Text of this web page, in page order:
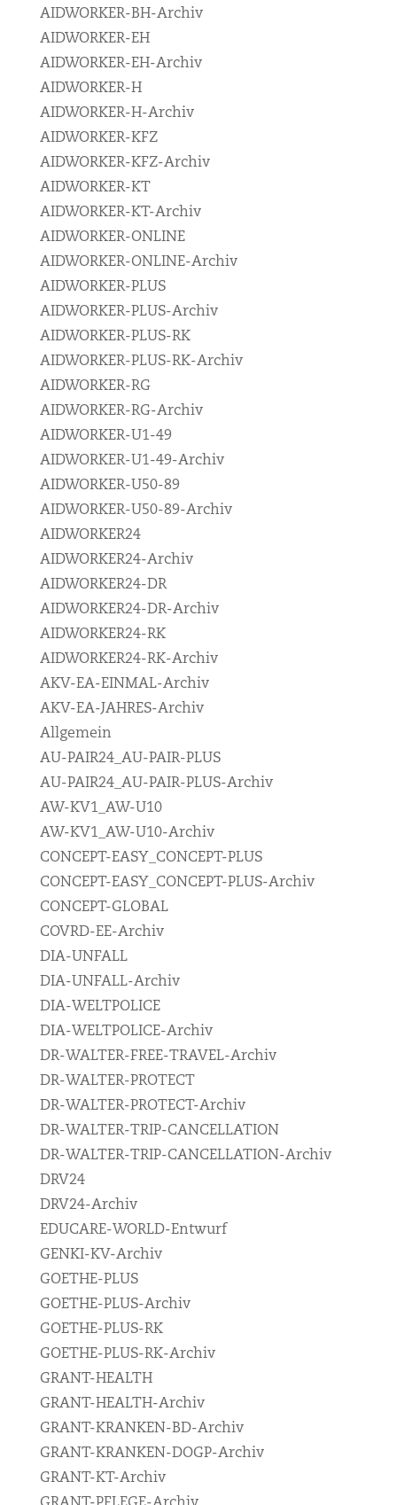
AIDWORKER-BH-Archiv
AIDWORKER-EH
AIDWORKER-EH-Archiv
AIDWORKER-H
AIDWORKER-H-Archiv
AIDWORKER-KFZ
AIDWORKER-KFZ-Archiv
AIDWORKER-KT
AIDWORKER-KT-Archiv
AIDWORKER-ONLINE
AIDWORKER-ONLINE-Archiv
AIDWORKER-PLUS
AIDWORKER-PLUS-Archiv
AIDWORKER-PLUS-RK
AIDWORKER-PLUS-RK-Archiv
AIDWORKER-RG
AIDWORKER-RG-Archiv
AIDWORKER-U1-49
AIDWORKER-U1-49-Archiv
AIDWORKER-U50-89
AIDWORKER-U50-89-Archiv
AIDWORKER24
AIDWORKER24-Archiv
AIDWORKER24-DR
AIDWORKER24-DR-Archiv
AIDWORKER24-RK
AIDWORKER24-RK-Archiv
AKV-EA-EINMAL-Archiv
AKV-EA-JAHRES-Archiv
Allgemein
AU-PAIR24_AU-PAIR-PLUS
AU-PAIR24_AU-PAIR-PLUS-Archiv
AW-KV1_AW-U10
AW-KV1_AW-U10-Archiv
CONCEPT-EASY_CONCEPT-PLUS
CONCEPT-EASY_CONCEPT-PLUS-Archiv
CONCEPT-GLOBAL
COVRD-EE-Archiv
DIA-UNFALL
DIA-UNFALL-Archiv
DIA-WELTPOLICE
DIA-WELTPOLICE-Archiv
DR-WALTER-FREE-TRAVEL-Archiv
DR-WALTER-PROTECT
DR-WALTER-PROTECT-Archiv
DR-WALTER-TRIP-CANCELLATION
DR-WALTER-TRIP-CANCELLATION-Archiv
DRV24
DRV24-Archiv
EDUCARE-WORLD-Entwurf
GENKI-KV-Archiv
GOETHE-PLUS
GOETHE-PLUS-Archiv
GOETHE-PLUS-RK
GOETHE-PLUS-RK-Archiv
GRANT-HEALTH
GRANT-HEALTH-Archiv
GRANT-KRANKEN-BD-Archiv
GRANT-KRANKEN-DOGP-Archiv
GRANT-KT-Archiv